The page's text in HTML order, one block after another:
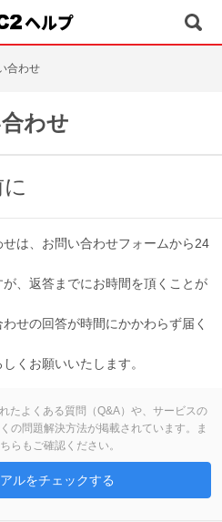
ヘルプ
合わせ
わせ
は、お問い合わせフォームから24
、返答までにお時間を頂くことが
せの回答が時間にかかわらず届く
くお願いいたします。
たよくある質問（Q&A）や、サービスの
の問題解決方法が掲載されています。ま
らもご確認ください。
ルをチェックする